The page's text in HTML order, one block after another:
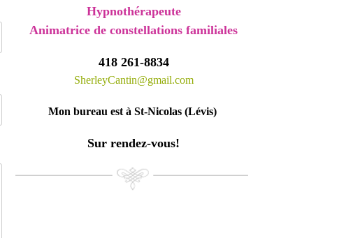
Hypnothérapeute
Animatrice de constellations familiales
418 261-8834
SherleyCantin@gmail.com
Mon bureau est à St-Nicolas (Lévis)
Sur rendez-vous!